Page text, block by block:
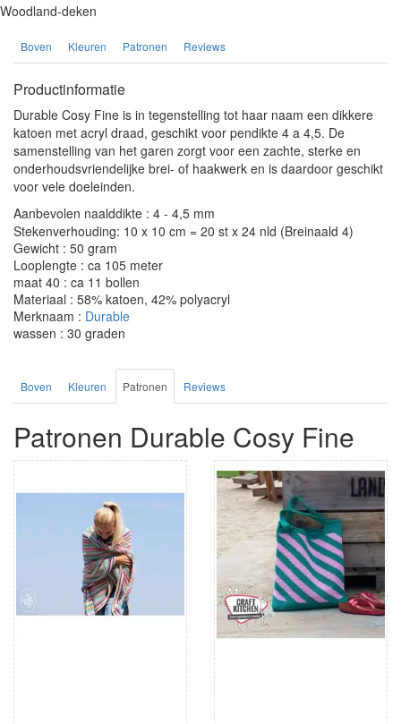
Woodland-deken
Boven Kleuren Patronen Reviews
Productinformatie
Durable Cosy Fine is in tegenstelling tot haar naam een dikkere
katoen met acryl draad, geschikt voor pendikte 4 a 4,5. De
samenstelling van het garen zorgt voor een zachte, sterke en
onderhoudsvriendelijke brei- of haakwerk en is daardoor geschikt
voor vele doeleinden.
Aanbevolen naalddikte : 4 - 4,5 mm
Stekenverhouding: 10 x 10 cm = 20 st x 24 nld (Breinaald 4)
Gewicht : 50 gram
Looplengte : ca 105 meter
maat 40 : ca 11 bollen
Materiaal : 58% katoen, 42% polyacryl
Merknaam : Durable
wassen : 30 graden
Boven Kleuren Patronen Reviews
Patronen Durable Cosy Fine